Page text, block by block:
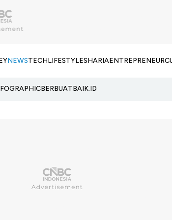
NEWSTECHLIFESTYLESHARIAENTREPRENEUR
BERBUATBAIK.ID